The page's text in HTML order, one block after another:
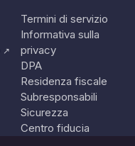
↗
Termini di servizio
Informativa sulla
privacy
DPA
Residenza fiscale
Subresponsabili
Sicurezza
Centro fiducia